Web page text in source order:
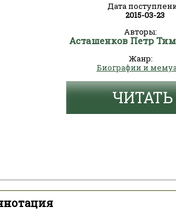
Дата
2015-03-23
Авторы:
Асташенков Петр
Жанр:
Биографии и
ЧИТАТЬ